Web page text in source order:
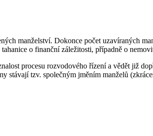
manželství. Dokonce počet uzavíraných
o finanční záležitosti, případně o
procesu rozvodového řízení a vědět již
stávají tzv. společným jměním manželů